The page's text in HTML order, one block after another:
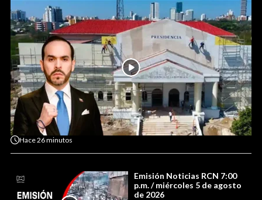
Hace26 minutos
Emisión Noticias RCN 7:00
p.m. / miércoles 5 de agosto
de 2026